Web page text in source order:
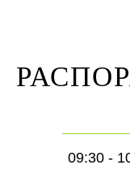
09:30 -